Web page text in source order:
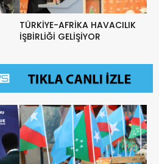
TÜRKİYE-AFRİKA HAVACILIK
İŞBİRLİĞİ GELİŞİYOR